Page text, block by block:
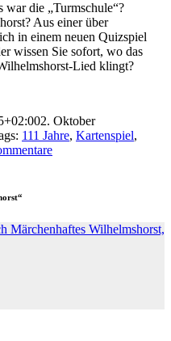
war die „Turmschule“?
Aus einer über
in einem neuen Quizspiel
wissen Sie sofort, wo das
Lied klingt?
2. Oktober
111 Jahre, Kartenspiel,